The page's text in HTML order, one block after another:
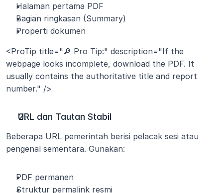
Halaman pertama PDF
Bagian ringkasan (Summary)
Properti dokumen
<ProTip title="🔎 Pro Tip:" description="If the
webpage looks incomplete, download the PDF. It
usually contains the authoritative title and report
number." />
URL dan Tautan Stabil
Beberapa URL pemerintah berisi pelacak sesi atau
pengenal sementara. Gunakan:
PDF permanen
Struktur permalink resmi